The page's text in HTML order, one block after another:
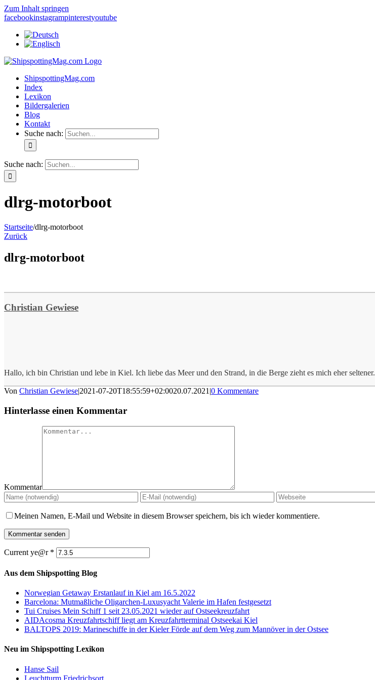
Zum Inhalt springen
facebookinstagrampinterestyoutube
ShipspottingMag.com
Index
Lexikon
Bildergalerien
Blog
Kontakt
Suche nach:
Suche nach:
dlrg-motorboot
Startseite/dlrg-motorboot
Zurück
dlrg-motorboot
Christian Gewiese
Hallo, ich bin Christian und lebe in Kiel. Ich liebe das Meer und den Strand, in die Berge zieht es mich eher seltener.
Von Christian Gewiese|2021-07-20T18:55:59+02:0020.07.2021 |0 Kommentare
Hinterlasse einen Kommentar
Kommentar
Meinen Namen, E-Mail und Website in diesem Browser speichern, bis ich wieder kommentiere.
Current ye@r *
Aus dem Shipspotting Blog
Norwegian Getaway Erstanlauf in Kiel am 16.5.2022
Barcelona: Mutmaßliche Oligarchen-Luxusyacht Valerie im Hafen festgesetzt
Tui Cruises Mein Schiff 1 seit 23.05.2021 wieder auf Ostseekreuzfahrt
AIDAcosma Kreuzfahrtschiff liegt am Kreuzfahrtterminal Ostseekai Kiel
BALTOPS 2019: Marineschiffe in der Kieler Förde auf dem Weg zum Mannöver in der Ostsee
Neu im Shipspotting Lexikon
Hanse Sail
Leuchtturm Friedrichsort